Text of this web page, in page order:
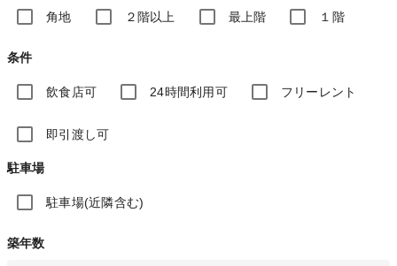
角地 ２階以上 最上階 １階
条件
飲食店可 24時間利用可 フリーレント
即引渡し可
駐車場
駐車場(近隣含む)
築年数